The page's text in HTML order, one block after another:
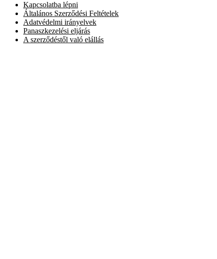
Kapcsolatba lépni
Általános Szerződési Feltételek
Adatvédelmi irányelvek
Panaszkezelési eljárás
A szerződéstől való elállás